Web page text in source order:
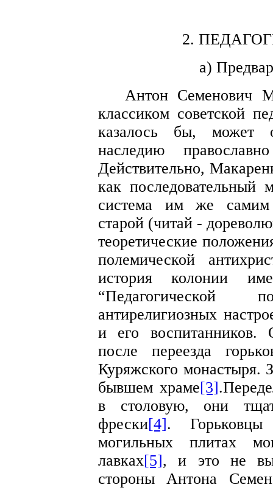
2.
а)
Антон Семенович
классиком советской
казалось бы, может
наследию
Действительно,
как последовательный
система им же самим
старой (читай -
теоретические
полемической
история колонии
“Педагогической
антирелигиозных
и его воспитанников.
после переезда
Куряжского монастыря.
бывшем храме[3]
в столовую, они
фрески[4].
могильных плитах
лавках[5], и это не
стороны Антона